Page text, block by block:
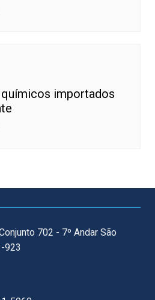
importados
702 - 7º Andar São
923